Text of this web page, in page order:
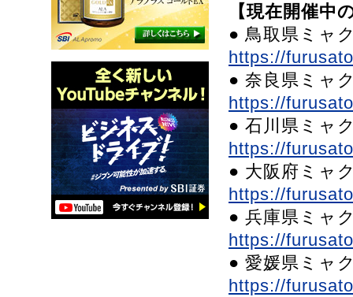
【現在開催中
● 鳥取県ミャ
https://
● 奈良県ミャ
https://
● 石川県ミャ
https://
● 大阪府ミャ
https://
● 兵庫県ミャ
https://
● 愛媛県ミャ
https://